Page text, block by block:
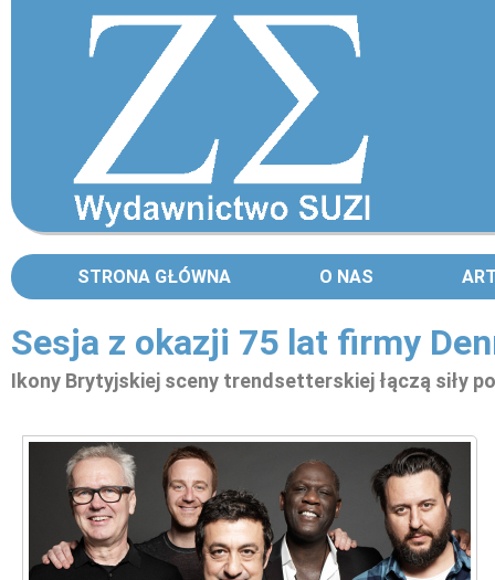
STRONA GŁÓWNA O NAS
Sesja z okazji 75 lat firmy
Ikony Brytyjskiej sceny trendsetterskiej łączą siły